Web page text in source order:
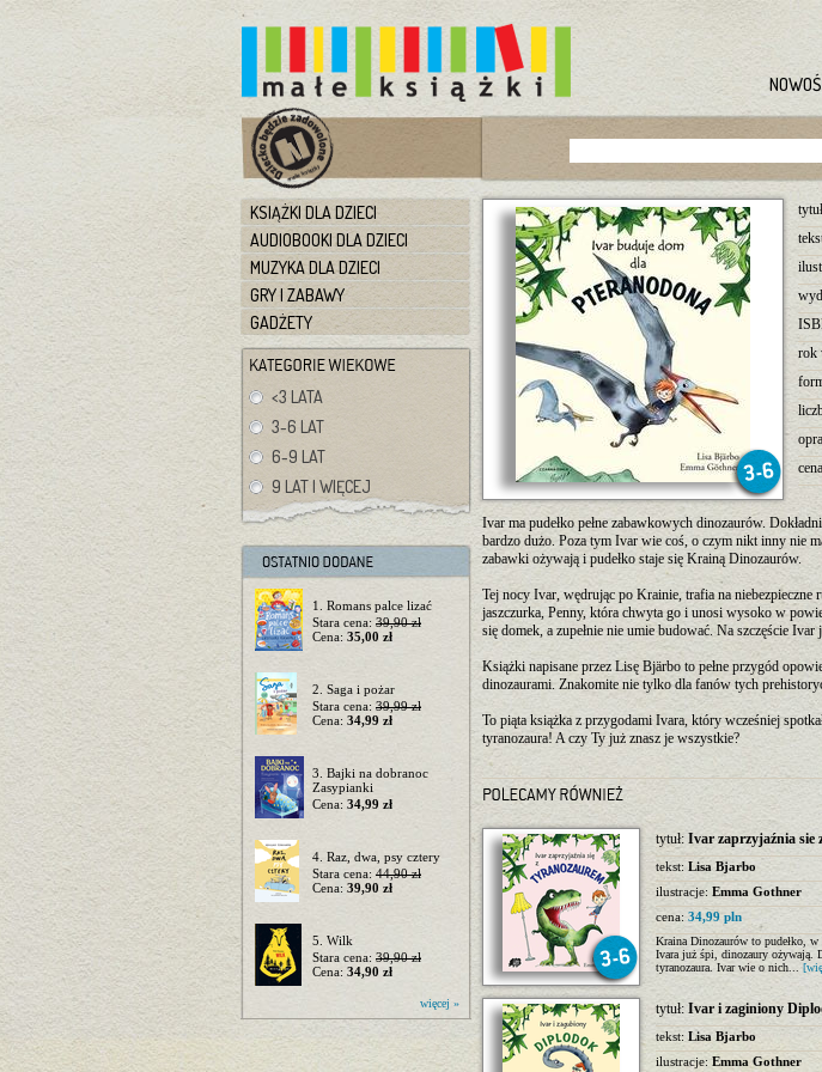
KSIĄŻKI DLA DZIECI
AUDIOBOOKI DLA DZIECI
MUZYKA DLA DZIECI
GRY I ZABAWY
GADŻETY
<3 LATA
3-6 LAT
6-9 LAT
9 LAT I WIĘCEJ
1. Romans palce lizać
Stara cena: 39,90 zł
Cena: 35,00 zł
2. Saga i pożar
Stara cena: 39,99 zł
Cena: 34,99 zł
3. Bajki na dobranoc
Zasypianki
Cena: 34,99 zł
4. Raz, dwa, psy cztery
Stara cena: 44,90 zł
Cena: 39,90 zł
5. Wilk
Stara cena: 39,90 zł
Cena: 34,90 zł
więcej »
rok
Ivar ma pudełko pełne zabawkowych dinozaurów.
bardzo dużo. Poza tym Ivar wie coś, o czym nikt inny nie
zabawki ożywają i pudełko staje się Krainą Dinozaurów.
Tej nocy Ivar, wędrując po Krainie, trafia na niebezpieczne
jaszczurka, Penny, która chwyta go i unosi wysoko w
się domek, a zupełnie nie umie budować. Na szczęście
Książki napisane przez Lisę Bjärbo to pełne przygód
dinozaurami. Znakomite nie tylko dla fanów tych
To piąta książka z przygodami Ivara, który wcześniej
tyranozaura! A czy Ty już znasz je wszystkie?
tytuł: Ivar zaprzyjaźnia sie
tekst: Lisa Bjarbo
ilustracje: Emma Gothner
cena: 34,99 pln
Kraina Dinozaurów to pudełko,
Ivara już śpi, dinozaury ożywają.
tyranozaura. Ivar wie o nich...
tytuł: Ivar i zaginiony
tekst: Lisa Bjarbo
ilustracje:Emma Gothner